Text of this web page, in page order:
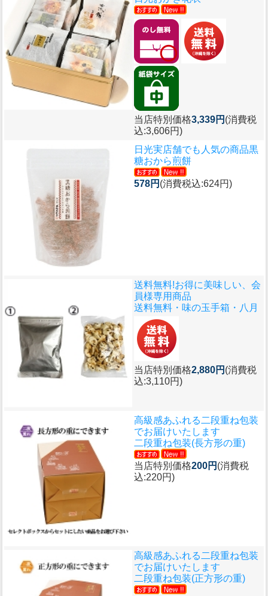
当店特別価格3,339円 (消費税
込:3,606円)
日光実店舗でも人気の商品黒
糖おから煎餅
578円 (消費税込:624円)
送料無料!お得に美味しい、会
員様専用商品
送料無料・味の玉手箱・八月
当店特別価格2,880円 (消費税
込:3,110円)
高級感あふれる二段重ね包装
でお届けいたします
二段重ね包装(長方形の重)
当店特別価格200円 (消費税
込:220円)
高級感あふれる二段重ね包装
でお届けいたします
二段重ね包装(正方形の重)